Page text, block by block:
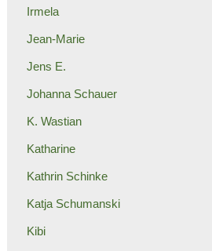
Irmela
Jean-Marie
Jens E.
Johanna Schauer
K. Wastian
Katharine
Kathrin Schinke
Katja Schumanski
Kibi